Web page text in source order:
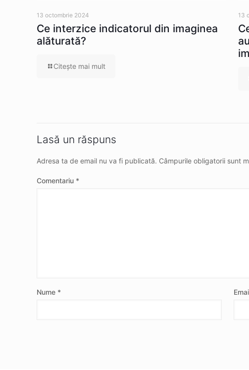
13 octombrie 2024
Ce interzice indicatorul din imaginea
alăturată?
Citeşte mai mult
13
Lasă un răspuns
Adresa ta de email nu va fi publicată. Câmpurile obligatorii sunt
Comentariu *
Nume *